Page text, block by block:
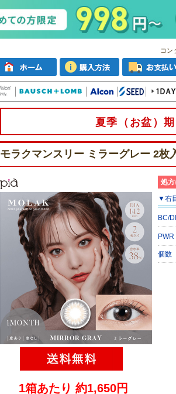
コン
夏季（お盆）
モラクマンスリー ミラーグレー 2枚
1箱あたり 約1,650円
処方
▼右
BC/
PWR
個数